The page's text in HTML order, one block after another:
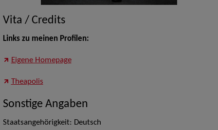
Vita / Credits
Links zu meinen Profilen:
Eigene Homepage
Theapolis
Sonstige Angaben
Staatsangehörigkeit: Deutsch